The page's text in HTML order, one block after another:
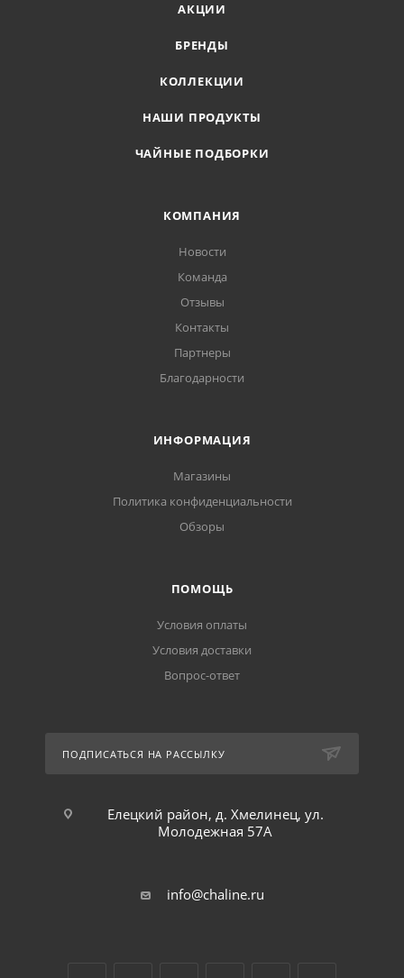
АКЦИИ
БРЕНДЫ
КОЛЛЕКЦИИ
НАШИ ПРОДУКТЫ
ЧАЙНЫЕ ПОДБОРКИ
КОМПАНИЯ
Новости
Команда
Отзывы
Контакты
Партнеры
Благодарности
ИНФОРМАЦИЯ
Магазины
Политика конфиденциальности
Обзоры
ПОМОЩЬ
Условия оплаты
Условия доставки
Вопрос-ответ
ПОДПИСАТЬСЯ НА РАССЫЛКУ
Елецкий район, д. Хмелинец, ул.
Молодежная 57А
info@chaline.ru